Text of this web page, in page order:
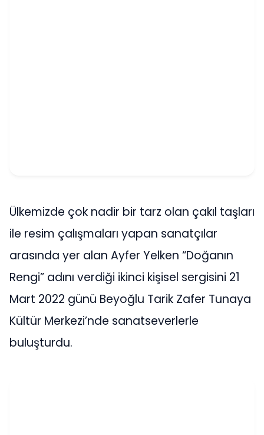
Ülkemizde çok nadir bir tarz olan çakıl taşları
ile resim çalışmaları yapan sanatçılar
arasında yer alan Ayfer Yelken “Doğanın
Rengi” adını verdiği ikinci kişisel sergisini 21
Mart 2022 günü Beyoğlu Tarik Zafer Tunaya
Kültür Merkezi’nde sanatseverlerle
buluşturdu.